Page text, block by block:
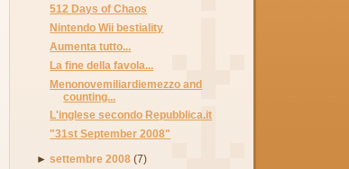
512 Days of Chaos
Nintendo Wii bestiality
Aumenta tutto...
La fine della favola...
Menonovemiliardiemezzo and
counting...
L'inglese secondo Repubblica.it
"31st September 2008"
►settembre 2008 (7)